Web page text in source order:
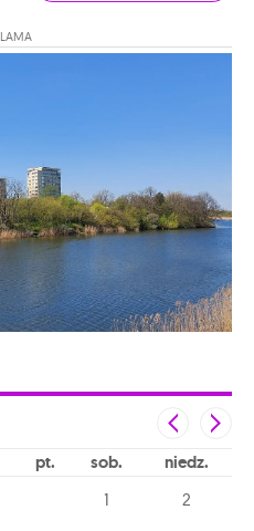
pt sob niedz
1 2